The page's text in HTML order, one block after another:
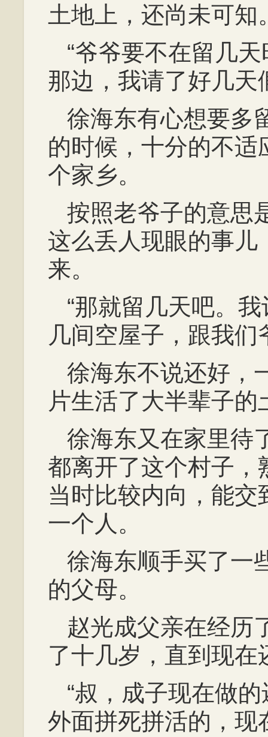
土地上，还尚未可知
“爷爷要不在留几
那边，我请了好几天
徐海东有心想要多
的时候，十分的不
个家乡。
按照老爷子的意思
这么丢人现眼的事儿
来。
“那就留几天吧。
几间空屋子，跟我们
徐海东不说还好，
片生活了大半辈子的
徐海东又在家里待
都离开了这个村子，
当时比较内向，能
一个人。
徐海东顺手买了一
的父母。
赵光成父亲在经历
了十几岁，直到现在
“叔，成子现在做
外面拼死拼活的，现